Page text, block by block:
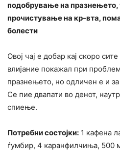
подобрување на празнењето,
прочистување на кр-вта,
болести
Овој чај е добар кај скоро
влијание покажал при
празнењето, но одличен е и
Се пие двапати во денот,
спиење.
Потребни состојки: 1 кафена
ѓумбир, 4 каранфилчиња, 500